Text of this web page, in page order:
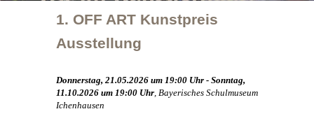
1. OFF ART Kunstpreis
Ausstellung
Donnerstag, 21.05.2026 um 19:00 Uhr - Sonntag,
11.10.2026 um 19:00 Uhr , Bayerisches Schulmuseum
Ichenhausen